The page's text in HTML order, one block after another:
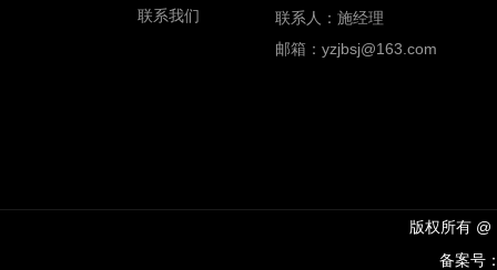
联系我们
联系人：施经理
邮箱：yzjbsj@163.com
版权所有
备案号